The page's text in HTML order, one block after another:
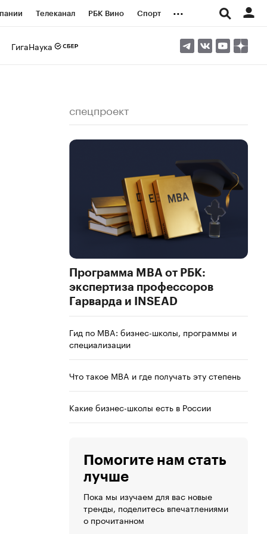
Телеканал РБК Вино Спорт ...
ГигаНаука
спецпроект
Программа MBA от РБК:
экспертиза профессоров
Гарварда и INSEAD
Гид по MBA: бизнес-школы, программы и
специализации
Что такое MBA и где получать эту степень
Какие бизнес-школы есть в России
Помогите нам стать
лучше
Пока мы изучаем для вас новые
тренды, поделитесь впечатлениями
о прочитанном